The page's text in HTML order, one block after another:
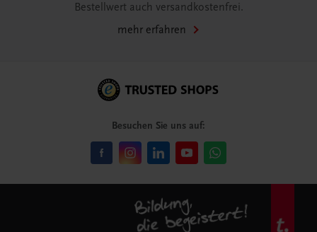
Bestellwert auch versandkostenfrei.
mehr erfahren
Besuchen Sie uns auf: